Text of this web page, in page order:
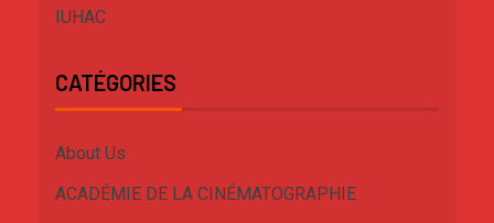
IUHAC
CATÉGORIES
About Us
ACADÉMIE DE LA CINÉMATOGRAPHIE